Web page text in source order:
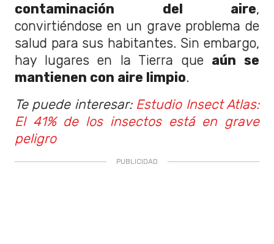
contaminación del aire,
convirtiéndose en un grave problema de
salud para sus habitantes. Sin embargo,
hay lugares en la Tierra que aún se
mantienen con aire limpio.
Te puede interesar: Estudio Insect Atlas:
El 41% de los insectos está en grave
peligro